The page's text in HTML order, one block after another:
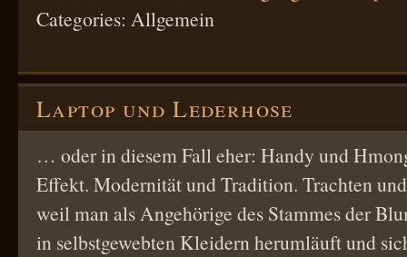
Categories: Allgemein
Laptop und Lederhose
… oder in diesem Fall eher: Handy und
Effekt. Modernität und Tradition. Trachten
weil man als Angehörige des Stammes der
in selbstgewebten Kleidern herumläuft und